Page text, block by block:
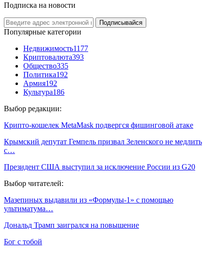
Подписка на новости
Подписывайся
Популярные категории
Недвижимость1177
Криптовалюта393
Общество335
Политика192
Армия192
Культура186
Выбор редакции:
Крипто-кошелек MetaMask подвергся фишинговой атаке
Крымский депутат Гемпель призвал Зеленского не медлить
с…
Президент США выступил за исключение России из G20
Выбор читателей:
Мазепиных выдавили из «Формулы-1» с помощью
ультиматума…
Дональд Трамп заигрался на повышение
Бог с тобой